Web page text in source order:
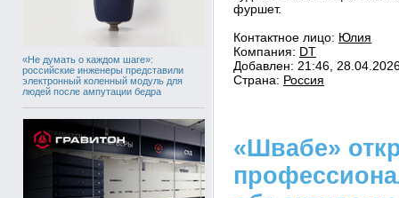
«Не думать о каждом шаге»:
российские инженеры представили
электронный коленный модуль для
людей после ампутации бедра
фуршет.
Контактное лицо: Юлия
Компания: DT
Добавлен: 21:46,
Страна: Россия
«Швабе»